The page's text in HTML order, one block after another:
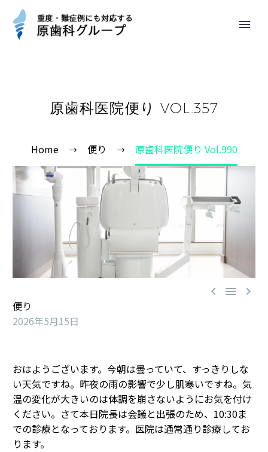
原歯科医院便り VOL.357
Home 便り 原歯科医院便り Vol.990
  
便り
2026年5月15日
おはようございます。今朝は曇っていて、すっきりしな
い天気ですね。昨夜の雨の影響で少し肌寒いですね。気
温の変化が大きいのは体調を崩さないようにお気を付け
ください。さて本日院長は会議と出張のため、10:30ま
での診療となっております。医院は通常通り診療してお
ります。